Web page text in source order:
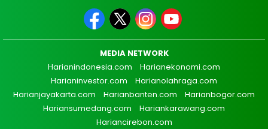
MEDIA NETWORK
Harianindonesia.com
Harianekonomi.com
Harianinvestor.com
Harianolahraga.com
Harianjayakarta.com
Harianbanten.com
Harianbogor.com
Hariansumedang.com
Hariankarawang.com
Hariancirebon.com